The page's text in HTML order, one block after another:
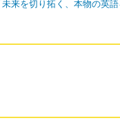
来を切り拓く、本物の英